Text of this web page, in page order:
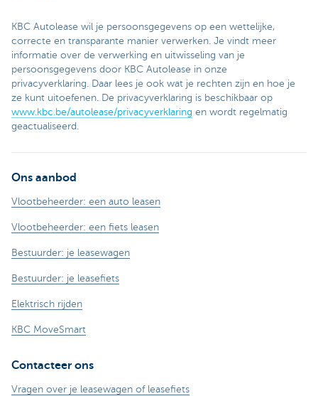
KBC Autolease wil je persoonsgegevens op een wettelijke,
correcte en transparante manier verwerken. Je vindt meer
informatie over de verwerking en uitwisseling van je
persoonsgegevens door KBC Autolease in onze
privacyverklaring. Daar lees je ook wat je rechten zijn en hoe je
ze kunt uitoefenen. De privacyverklaring is beschikbaar op
www.kbc.be/autolease/privacyverklaring en wordt regelmatig
geactualiseerd.
Ons aanbod
Vlootbeheerder: een auto leasen
Vlootbeheerder: een fiets leasen
Bestuurder: je leasewagen
Bestuurder: je leasefiets
Elektrisch rijden
KBC MoveSmart
Contacteer ons
Vragen over je leasewagen of leasefiets